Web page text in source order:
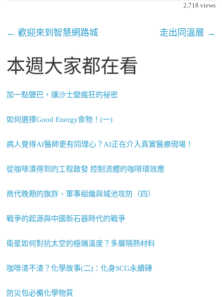
2,718 views
← 歡迎來到智慧網路城 走出同溫層 →
本週大家都在看
加一點鹽巴，讓沙士變瘋狂的祕密
如何選擇Good Energy食物！(一)
病人覺得AI醫師更有同理心？AI正在介入真實醫療現場！
從咖啡漬得到的工程啟發 控制流體的咖啡環效應
商代晚期的旗斿、軍事組織與城池攻防（四）
戰爭的起源與中國新石器時代的戰爭
衛星如何對抗太空的極端溫度？多層隔熱材料
咖啡渣不渣？化學故事(二)：化身SCG永續磚
防災包必備化學物質